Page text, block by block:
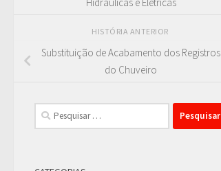
Hidráulicas e Elétricas
HISTÓRIA ANTERIOR
Substituição de Acabamento dos Registros
do Chuveiro
Pesquisar
por: